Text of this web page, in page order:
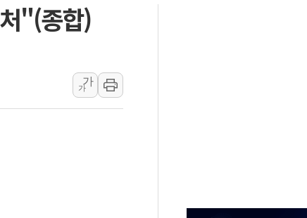
[뉴스핌 이 시각 PICK] 李 "40도 폭염, 외신에서나 보던 일" 外
제이씨케미칼, 상반기 영업익 108% 증가
현대百 지주체제 '마지막 퍼즐'…현대홈쇼핑 1.2조 투자자산 떼
"(종합)
가
가